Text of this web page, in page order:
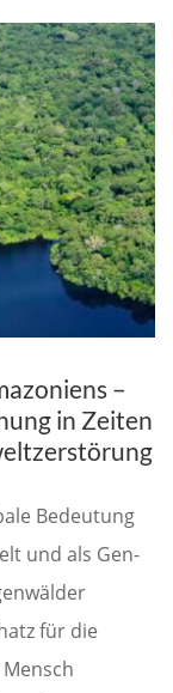
–
in Zeiten
Bedeutung
und als Gen-
für die